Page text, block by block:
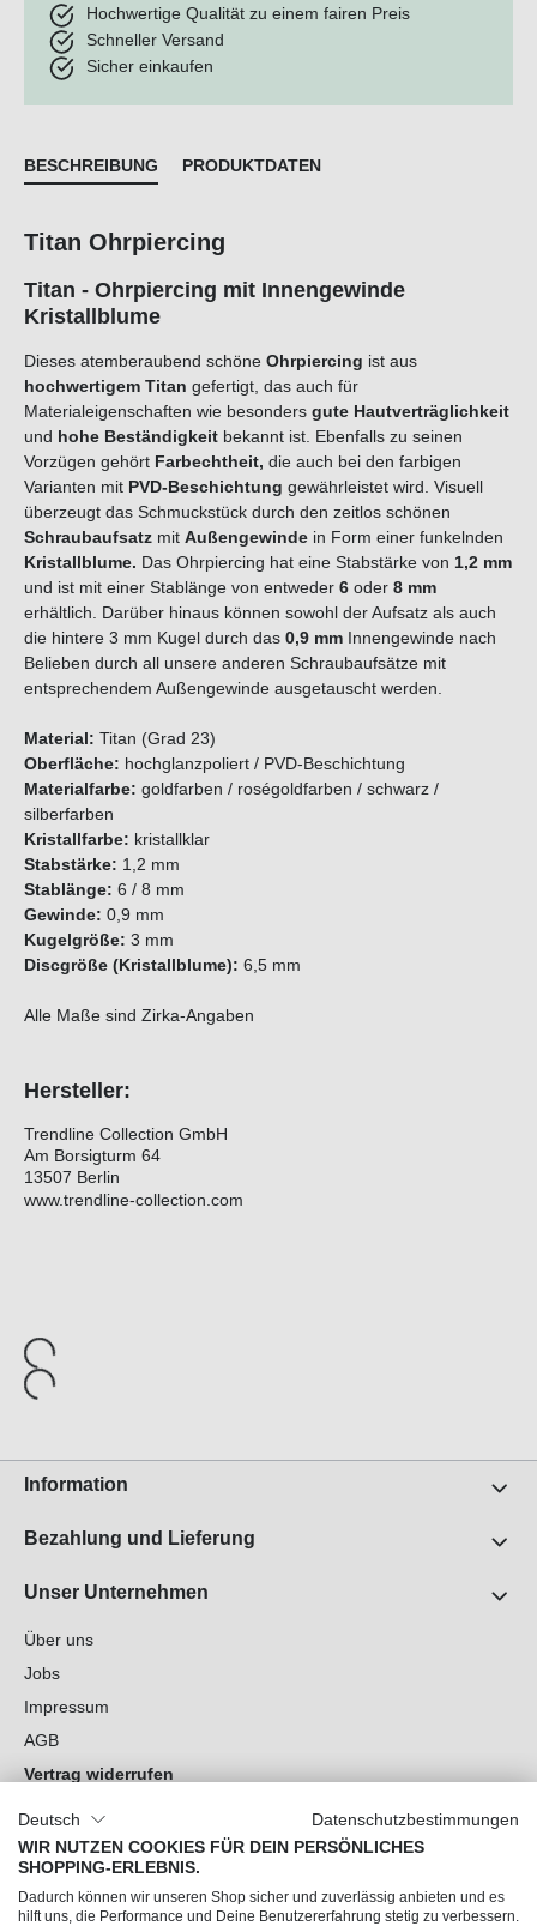
Hochwertige Qualität zu einem fairen Preis
Schneller Versand
Sicher einkaufen
BESCHREIBUNG PRODUKTDATEN
Titan Ohrpiercing
Titan - Ohrpiercing mit Innengewinde
Kristallblume
Dieses atemberaubend schöne Ohrpiercing ist aus
hochwertigem Titan gefertigt, das auch für
Materialeigenschaften wie besonders gute Hautverträglichkeit
und hohe Beständigkeit bekannt ist. Ebenfalls zu seinen
Vorzügen gehört Farbechtheit, die auch bei den farbigen
Varianten mit PVD-Beschichtung gewährleistet wird. Visuell
überzeugt das Schmuckstück durch den zeitlos schönen
Schraubaufsatz mit Außengewinde in Form einer funkelnden
Kristallblume. Das Ohrpiercing hat eine Stabstärke von 1,2 mm
und ist mit einer Stablänge von entweder 6 oder 8 mm
erhältlich. Darüber hinaus können sowohl der Aufsatz als auch
die hintere 3 mm Kugel durch das 0,9 mm Innengewinde nach
Belieben durch all unsere anderen Schraubaufsätze mit
entsprechendem Außengewinde ausgetauscht werden.
Material: Titan (Grad 23)
Oberfläche: hochglanzpoliert / PVD-Beschichtung
Materialfarbe: goldfarben / roségoldfarben / schwarz /
silberfarben
Kristallfarbe: kristallklar
Stabstärke: 1,2 mm
Stablänge: 6 / 8 mm
Gewinde: 0,9 mm
Kugelgröße: 3 mm
Discgröße (Kristallblume): 6,5 mm
Alle Maße sind Zirka-Angaben
Hersteller:
Trendline Collection GmbH
Am Borsigturm 64
13507 Berlin
www.trendline-collection.com
Information
Bezahlung und Lieferung
Unser Unternehmen
Über uns
Jobs
Impressum
AGB
Vertrag widerrufen
Cookie-Einstellungen
Du hast Fragen?
Deutsch
Datenschutzbestimmungen
WIR NUTZEN COOKIES FÜR DEIN PERSÖNLICHES
SHOPPING-ERLEBNIS.
Dadurch können wir unseren Shop sicher und zuverlässig anbieten und es
hilft uns, die Performance und Deine Benutzererfahrung stetig zu verbessern.